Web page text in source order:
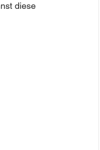
diese